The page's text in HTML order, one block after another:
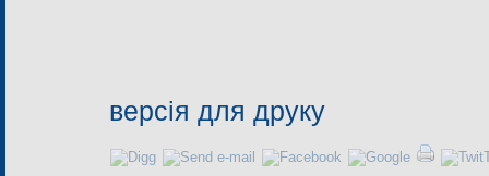
версія для друку